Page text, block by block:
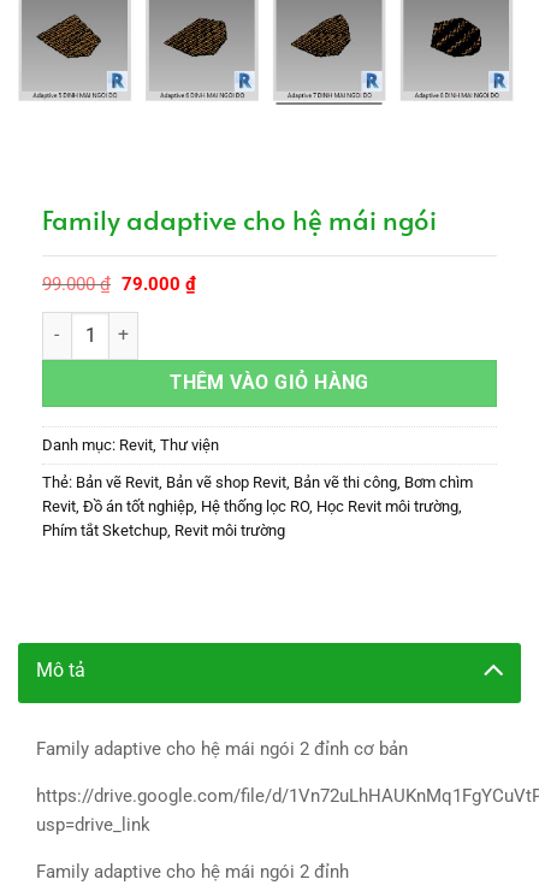
Family adaptive cho hệ mái ngói
99.000₫ Giá
là:
99.000 ₫.
79.000 ₫Giá
hiện
79.000 ₫.
Family adaptive cho hệ mái ngói số lượng
THÊM VÀO GIỎ HÀNG
Danh mục: Revit Thư viện
Thẻ: Bản vẽ Revit Bản vẽ shop Revit Bản vẽ thi công Bơm chìm
Revit Đồ án tốt nghiệp Hệ thống lọc RO, Học Revit môi trường
Phím tắt Sketchup Revit môi trường
Mô tả
Family adaptive cho hệ mái ngói 2 đỉnh cơ bản
https://drive.google.com/file/d/
usp=drive_link
Family adaptive cho hệ mái ngói 2 đỉnh